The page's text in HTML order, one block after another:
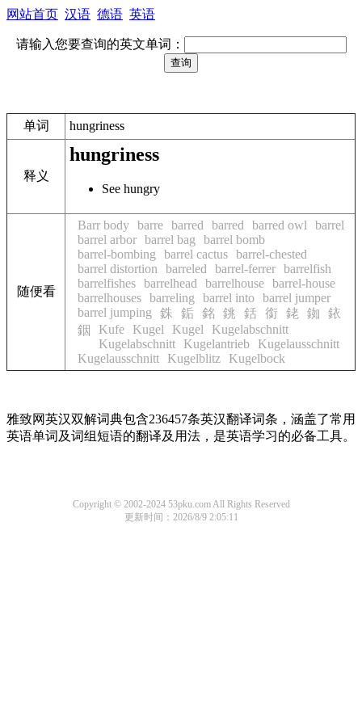
网站首页 汉语 德语 英语
请输入您要查询的英文单词：
单词 hungriness
释义
hungriness
See hungry
随便看
Barr body barre barred barred barred owl
barrel
barrel arbor barrel bag
barrel bomb
barrel-bombing
barrel cactus barrel-chested
barrel distortion
barreled barrel-ferrer barrelfish
barrelfishes barrelhead barrelhouse barrel-house
barrelhouses barreling barrel into barrel jumper
barrel jumping
銖 銗 銘 銚 銛 銜 銠 銣
銥
銦
Kufe Kugel Kugel
Kugelabschnitt
Kugelabschnitt
Kugelantrieb
Kugelausschnitt
Kugelausschnitt
Kugelblitz Kugelbock
雅致网英汉双解词典包含236457条英汉翻译词条，涵盖了常用
英语单词及词组短语的翻译及用法，是英语学习的必备工具。
Copyright © 2002-2024 53pku.com All Rights Reserved
更新时间：2026/8/9 2:05:11